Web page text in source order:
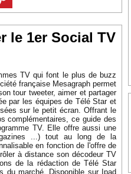
le 1er Social TV
TV qui font le plus de buzz
française Mesagraph permet
tour tweeter, aimer et partager
par les équipes de Télé Star et
sur le petit écran. Offrant le
complémentaires, ce guide des
TV. Elle offre aussi une
...) tout au long de la
en fonction de l'offre de
à distance son décodeur TV
de la rédaction de Télé Star
du marché. Disponible sur Ipad